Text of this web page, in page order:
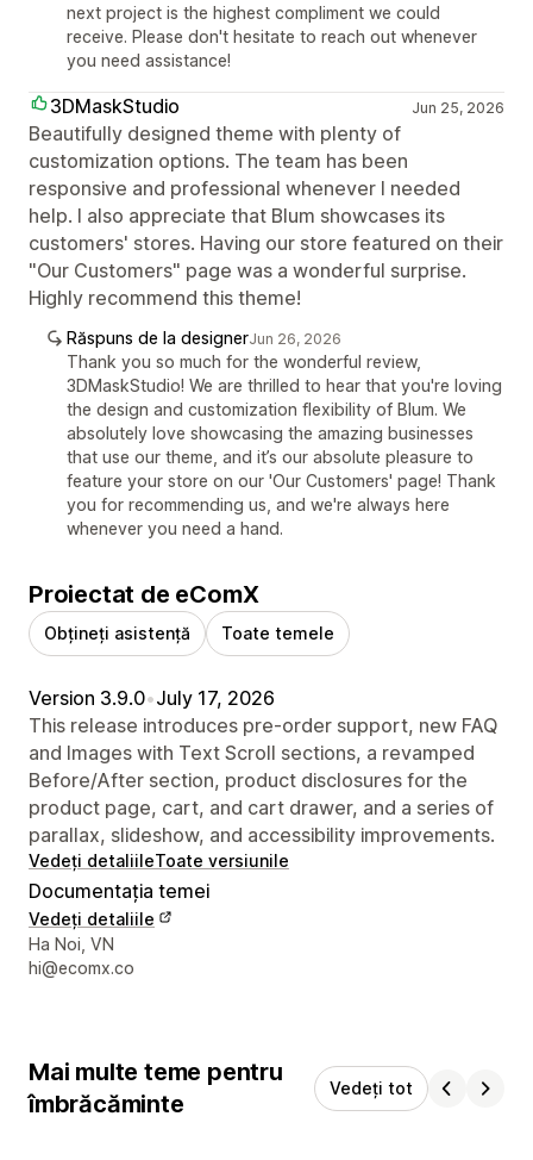
next project is the highest compliment we could
receive. Please don't hesitate to reach out whenever
you need assistance!
3DMaskStudio Jun 25, 2026
Beautifully designed theme with plenty of
customization options. The team has been
responsive and professional whenever I needed
help. I also appreciate that Blum showcases its
customers' stores. Having our store featured on their
"Our Customers" page was a wonderful surprise.
Highly recommend this theme!
Răspuns de la designerJun 26, 2026
Thank you so much for the wonderful review,
3DMaskStudio! We are thrilled to hear that you're loving
the design and customization flexibility of Blum. We
absolutely love showcasing the amazing businesses
that use our theme, and it’s our absolute pleasure to
feature your store on our 'Our Customers' page! Thank
you for recommending us, and we're always here
whenever you need a hand.
Proiectat de eComX
Obțineți asistență Toate temele
Version 3.9.0•July 17, 2026
This release introduces pre-order support, new FAQ
and Images with Text Scroll sections, a revamped
Before/After section, product disclosures for the
product page, cart, and cart drawer, and a series of
parallax, slideshow, and accessibility improvements.
Vedeți detaliileToate versiunile
Documentația temei
Vedeți detaliile
Detaliile de contact ale designerului
Ha Noi, VN
hi@ecomx.co
Mai multe teme pentru
îmbrăcăminte
Vedeți tot